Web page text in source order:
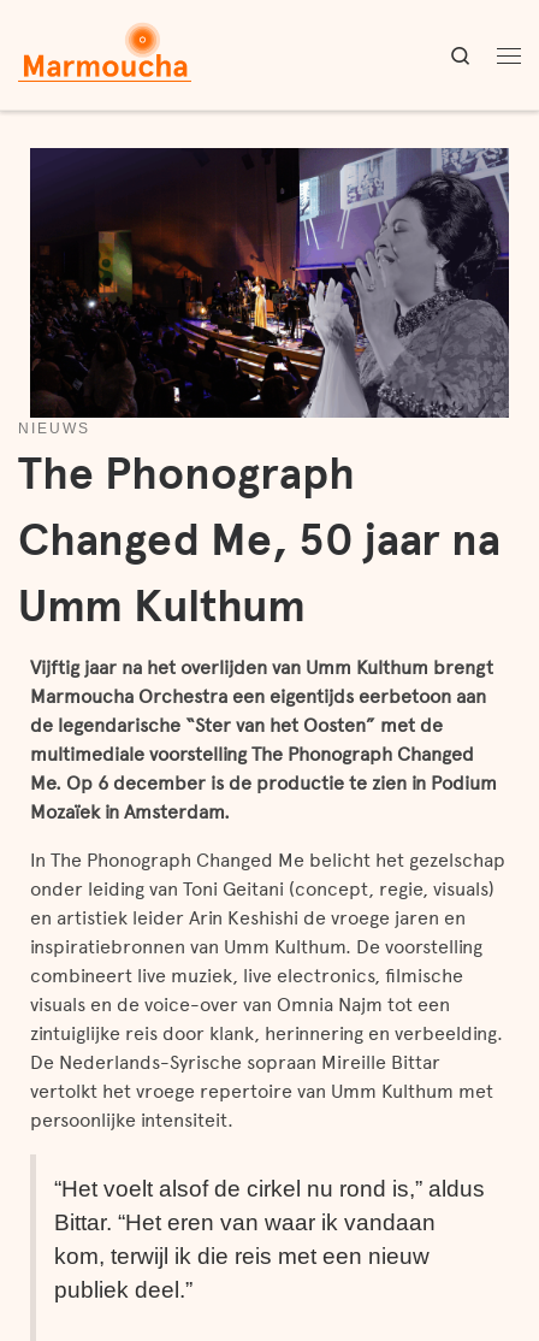
Skip to content
Search
NIEUWS
The Phonograph
Changed Me, 50 jaar na
Umm Kulthum
Vijftig jaar na het overlijden van Umm Kulthum brengt
Marmoucha Orchestra een eigentijds eerbetoon aan
de legendarische “Ster van het Oosten” met de
multimediale voorstelling The Phonograph Changed
Me. Op 6 december is de productie te zien in Podium
Mozaïek in Amsterdam.
In The Phonograph Changed Me belicht het gezelschap
onder leiding van Toni Geitani (concept, regie, visuals)
en artistiek leider Arin Keshishi de vroege jaren en
inspiratiebronnen van Umm Kulthum. De voorstelling
combineert live muziek, live electronics, filmische
visuals en de voice-over van Omnia Najm tot een
zintuiglijke reis door klank, herinnering en verbeelding.
De Nederlands-Syrische sopraan Mireille Bittar
vertolkt het vroege repertoire van Umm Kulthum met
persoonlijke intensiteit.
“Het voelt alsof de cirkel nu rond is,” aldus
Bittar. “Het eren van waar ik vandaan
kom, terwijl ik die reis met een nieuw
publiek deel.”